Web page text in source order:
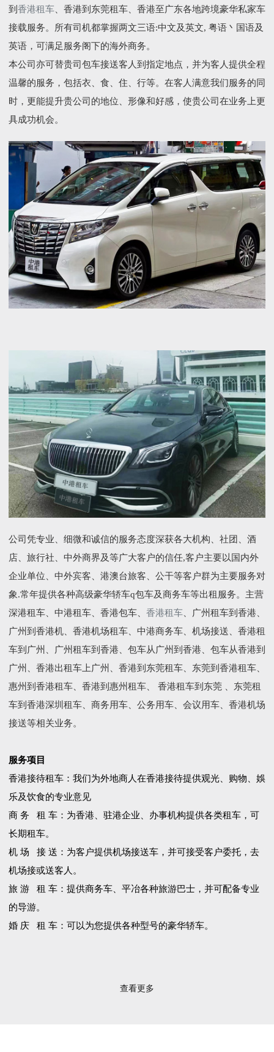
到 香港租车、香港到东莞租车、香港至广东各地跨境豪华私家车
接载服务。所有司机都掌握两文三语:中文及英文, 粤语丶国语及
英语，可满足服务阁下的海外商务。
本公司亦可替贵司包车接送客人到指定地点，并为客人提供全程
温馨的服务，包括衣、食、住、行等。在客人满意我们服务的同
时，更能提升贵公司的地位、形像和好感，使贵公司在业务上更
具成功机会。
公司凭专业、细微和诚信的服务态度深获各大机构、社团、酒
店、旅行社、中外商界及等广大客户的信任,客户主要以国内外
企业单位、中外宾客、港澳台旅客、公干等客户群为主要服务对
象.常年提供各种高级豪华轿车q包车及商务车等出租服务。主营
深港租车、中港租车、香港包车、 香港租车、广州租车到香港、
广州到香港机、香港机场租车、中港商务车、机场接送、香港租
车到广州、广州租车到香港、包车从广州到香港、包车从香港到
广州、香港出租车上广州、香港到东莞租车、东莞到香港租车、
惠州到香港租车、香港到惠州租车、 香港租车到东莞 、东莞租
车到香港深圳租车、商务用车、公务用车、会议用车、香港机场
接送等相关业务。
服务项目
香港接待租车：我们为外地商人在香港接待提供观光、购物、娛
乐及饮食的专业意见
商 务 租 车：为香港、驻港企业、办事机构提供各类租车，可
长期租车。
机 场 接 送：为客户提供机场接送车，并可接受客户委托，去
机场接或送客人。
旅 游 租 车：提供商务车、平冶各种旅游巴士，并可配备专业
的导游。
婚 庆 租 车：可以为您提供各种型号的豪华轿车。
查看更多